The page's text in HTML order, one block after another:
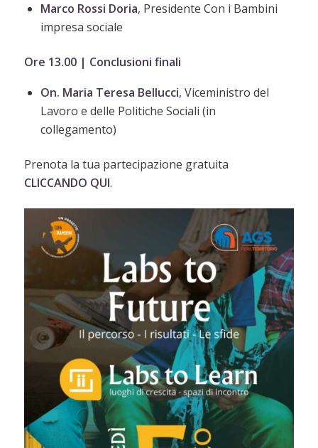
Marco Rossi Doria, Presidente Con i Bambini
impresa sociale
Ore 13.00 | Conclusioni finali
On. Maria Teresa Bellucci, Viceministro del
Lavoro e delle Politiche Sociali (in
collegamento)
Prenota la tua partecipazione gratuita
CLICCANDO QUI.